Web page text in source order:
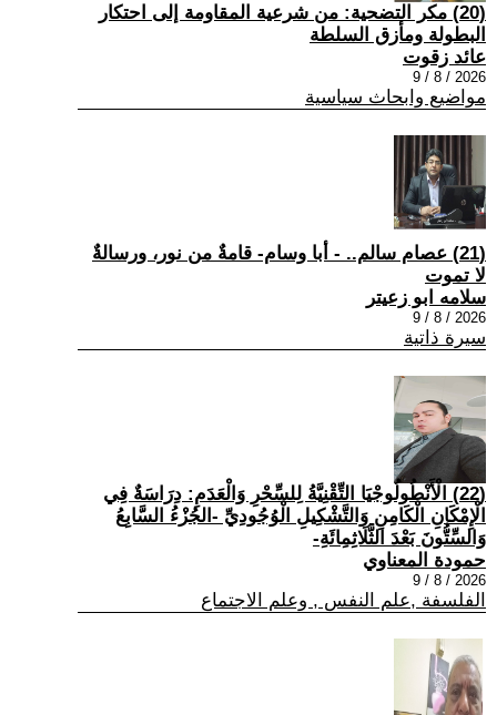
(20) مكر التضحية: من شرعية المقاومة إلى احتكار
البطولة ومأزق السلطة
عائد زقوت
2026 / 8 / 9
مواضيع وابحاث سياسية
(21) عصام سالم.. - أبا وسام- قامةٌ من نور، ورسالةٌ
لا تموت
سلامه ابو زعيتر
2026 / 8 / 9
سيرة ذاتية
(22) الْأَنْطُولُوجْيَا التِّقْنِيَّةُ لِلسِّحْرِ وَالْعَدَمِ: دِرَاسَةٌ فِي
الْإِمْكَانِ الْكَامِنِ وَالتَّشْكِيلِ الْوُجُودِيِّ -الجُزْءُ السَّابِعُ
وَالسِّتُّونَ بَعْدَ الثَّلَاثِمِائَةِ-
حمودة المعناوي
2026 / 8 / 9
الفلسفة ,علم النفس , وعلم الاجتماع